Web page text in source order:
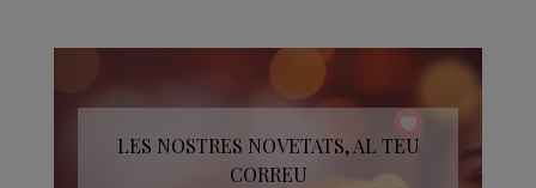
LES NOSTRES NOVETATS, AL TEU
CORREU